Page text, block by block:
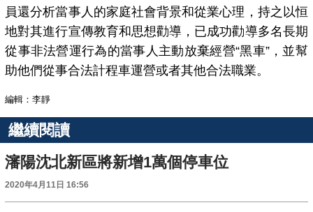
員還分析當事人的家庭社會背景和從業心理，持之以恒
地對其進行宣傳教育和思想勸導，已成功勸導多名長期
從事非法營運行為的當事人主動放棄經營“黑車”，並幫
助他們從事合法計程車運營或者其他合法職業。
編輯：李靜
繼續閱讀
瀋陽沈北新區將新增1萬個停車位
2020年4月11日 16:56